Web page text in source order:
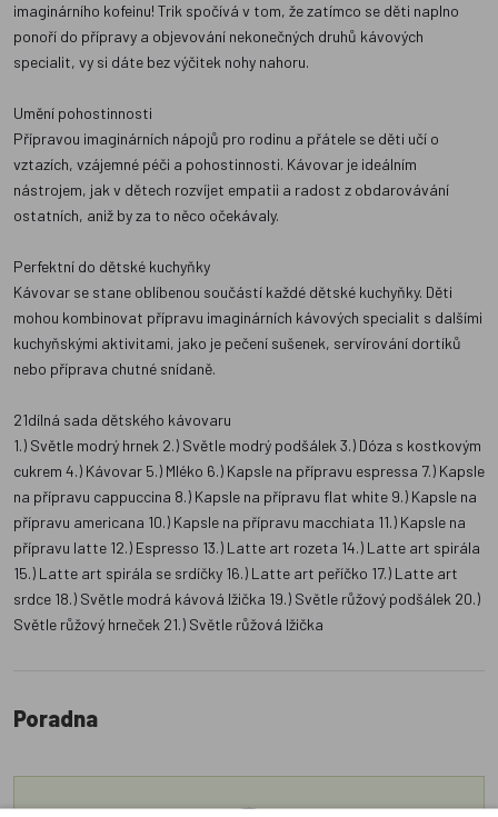
imaginárního kofeinu! Trik spočívá v tom, že zatímco se děti naplno
ponoří do přípravy a objevování nekonečných druhů kávových
specialit, vy si dáte bez výčitek nohy nahoru.
Umění pohostinnosti
Přípravou imaginárních nápojů pro rodinu a přátele se děti učí o
vztazích, vzájemné péči a pohostinnosti. Kávovar je ideálním
nástrojem, jak v dětech rozvíjet empatii a radost z obdarovávání
ostatních, aniž by za to něco očekávaly.
Perfektní do dětské kuchyňky
Kávovar se stane oblíbenou součástí každé dětské kuchyňky. Děti
mohou kombinovat přípravu imaginárních kávových specialit s dalšími
kuchyňskými aktivitami, jako je pečení sušenek, servírování dortíků
nebo příprava chutné snídaně.
21dílná sada dětského kávovaru
1.) Světle modrý hrnek 2.) Světle modrý podšálek 3.) Dóza s kostkovým
cukrem 4.) Kávovar 5.) Mléko 6.) Kapsle na přípravu espressa 7.) Kapsle
na přípravu cappuccina 8.) Kapsle na přípravu flat white 9.) Kapsle na
přípravu americana 10.) Kapsle na přípravu macchiata 11.) Kapsle na
přípravu latte 12.) Espresso 13.) Latte art rozeta 14.) Latte art spirála
15.) Latte art spirála se srdíčky 16.) Latte art peříčko 17.) Latte art
srdce 18.) Světle modrá kávová lžička 19.) Světle růžový podšálek 20.)
Světle růžový hrneček 21.) Světle růžová lžička
Poradna